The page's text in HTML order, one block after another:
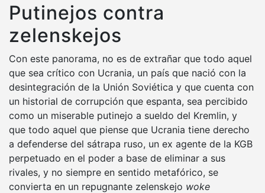
Putinejos contra
zelenskejos
Con este panorama, no es de extrañar que todo aquel
que sea crítico con Ucrania, un país que nació con la
desintegración de la Unión Soviética y que cuenta con
un historial de corrupción que espanta, sea percibido
como un miserable putinejo a sueldo del Kremlin, y
que todo aquel que piense que Ucrania tiene derecho
a defenderse del sátrapa ruso, un ex agente de la KGB
perpetuado en el poder a base de eliminar a sus
rivales, y no siempre en sentido metafórico, se
convierta en un repugnante zelenskejo woke